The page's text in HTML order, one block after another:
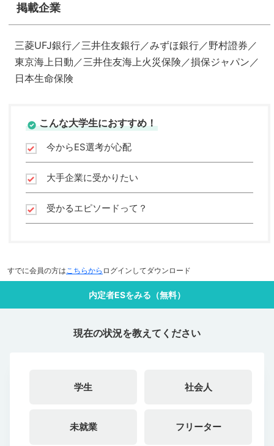
掲載企業
三菱UFJ銀行／三井住友銀行／みずほ銀行／野村證券／
東京海上日動／三井住友海上火災保険／損保ジャパン／
日本生命保険
こんな大学生におすすめ！
今からES選考が心配
大手企業に受かりたい
受かるエピソードって？
すでに会員の方はこちらから ログインしてダウンロード
内定者ESをみる（無料）
現在の状況を教えてください
学生 社会人
未就業 フリーター